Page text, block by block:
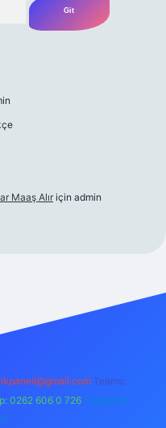
Maaş Alır için admin
Teams:
0262 606 0 726 Telegram: